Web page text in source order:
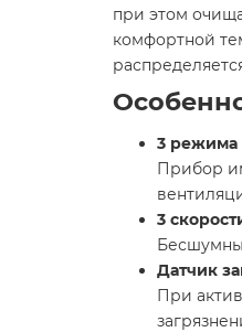
при этом
комфортной
3 режима
Прибор
3
Датчик
При